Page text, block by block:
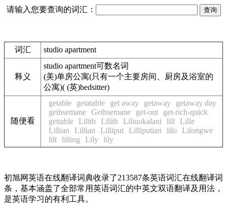
请输入您要查询的词汇：
词汇 studio apartment
释义
studio apartment可数名词
(美)单房公寓(只有一个主要房间、厨房及浴室的
公寓)( (英)bedsitter)
随便看
getable getatable get away getaway
getaway day
gethsemane Gethsemane get-out
get-rich-quick
gettable
Lilith Lilith Liliuokalani lill
Lille
Lillian
Lillian Lilliput Lilliputian lilo
Lilongwe
lilt lilting Lily lily
初旭网英语在线翻译词典收录了213587条英语词汇在线翻译词
条，基本涵盖了全部常用英语词汇的中英文双语翻译及用法，
是英语学习的有利工具。